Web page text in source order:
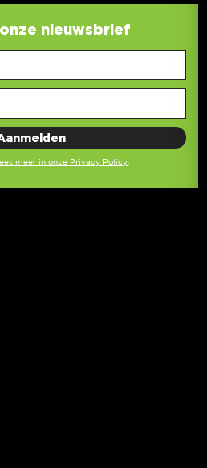
nieuwsbrief
lees meer in onze Privacy Policy.